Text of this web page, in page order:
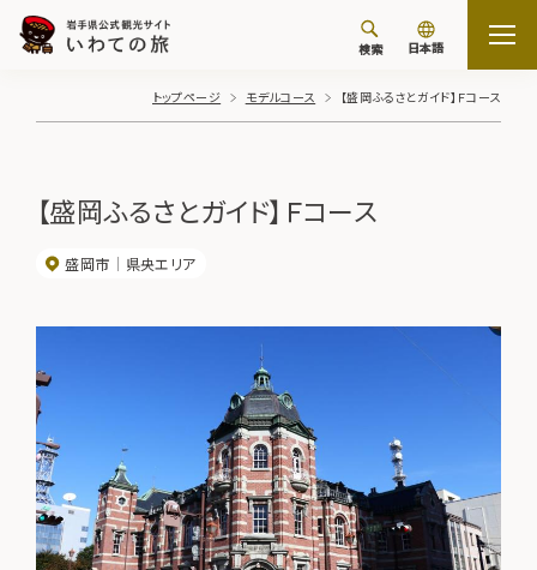
検索 日本語
トップページ モデルコース 【盛岡ふるさとガイド】Ｆコース
【盛岡ふるさとガイド】Ｆコース
盛岡市 県央エリア